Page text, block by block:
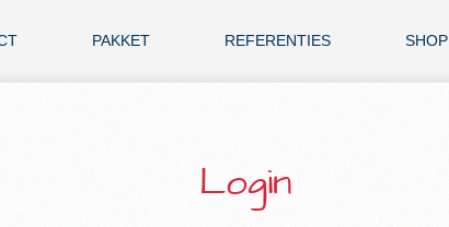
PAKKET REFERENTIES SHOP
Login